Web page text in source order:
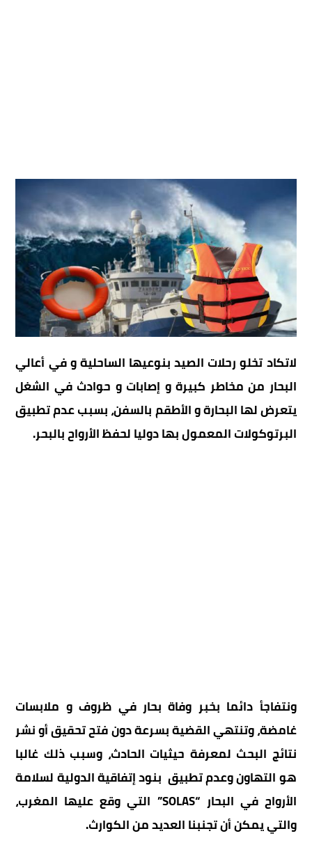
لاتكاد تخلو رحلات الصيد بنوعيها الساحلية و في أعالي
البحار من مخاطر كبيرة و إصابات و حوادث في الشغل
يتعرض لها البحارة و الأطقم بالسفن، بسبب عدم تطبيق
البرتوكولات المعمول بها دوليا لحفظ الأرواح بالبحر.
ونتفاجأ دائما بخبر وفاة بحار في ظروف و ملابسات
غامضة، وتنتهي القضية بسرعة دون فتح تحقيق أو نشر
نتائج البحث لمعرفة حيثيات الحادث، وسبب ذلك غالبا
هو التهاون وعدم تطبيق بنود إتفاقية الدولية لسلامة
الأرواح في البحار “SOLAS” التي وقع عليها المغرب،
والتي يمكن أن تجنبنا العديد من الكوارث.